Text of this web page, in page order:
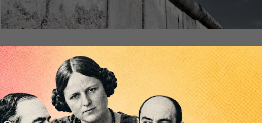
Die Gesellschaft ist tief gespalten. Ein liberales,
globalisierungsfreundliches Milieu und von der
enttäuschte Protektionisten stehen sich in Feindschaft
Verachtung gegenüber. Für die Demokratie ist das ein
Demokratie muss alle Flügel der Gesellschaft umfassen. Das